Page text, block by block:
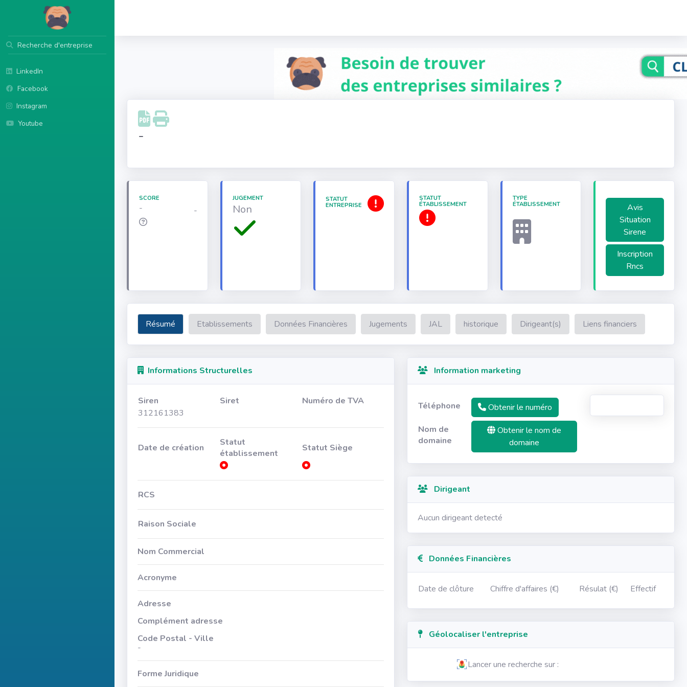
Recherche d'entreprise
LinkedIn
Facebook
Instagram
Youtube
-
SCORE
- -
JUGEMENT
Non
STATUT
ENTREPRISE
STATUT
ÉTABLISSEMENT
TYPE
ÉTABLISSEMENT
Avis
Situation
Sirene
Inscription
Rncs
Résumé Etablissements Données Financières Jugements JAL historique Dirigeant(s) Liens financiers
Informations Structurelles
Siren Siret
Numéro de TVA
312161383
Date de création
Statut
établissement
Statut Siège
RCS
Raison Sociale
Nom Commercial
Acronyme
Adresse
Complément adresse
Code Postal - Ville
-
Forme Juridique
Information marketing
Téléphone
Obtenir le numéro
Nom de
domaine
Obtenir le nom de
domaine
Dirigeant
Aucun dirigeant detecté
Données Financières
Date de clôture Chiffre d'affaires (€) Résulat (€) Effectif
Géolocaliser l'entreprise
Lancer une recherche sur :